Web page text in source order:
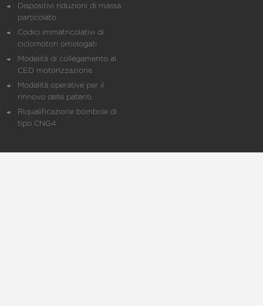
Dispositivi riduzioni di massa
particolato
Codici immatricolativi di
ciclomotori omologati
Modalità di collegamento al
CED motorizzazione
Modalità operative per il
rinnovo delle patenti
Riqualificazione bombole di
tipo CNG4